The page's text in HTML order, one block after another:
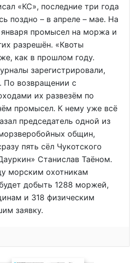
«КС», последние три года
поздно – в апреле – мае. На
января промысел на моржа и
разрешён. «Квоты
как в прошлом году.
зарегистрировали,
По возвращении с
их развезём по
промысел. К нему уже всё
председатель одной из
общин,
пять сёл Чукотского
Станислав Таёном.
морским охотникам
добыть 1288 моржей,
и 318 физическим
заявку.